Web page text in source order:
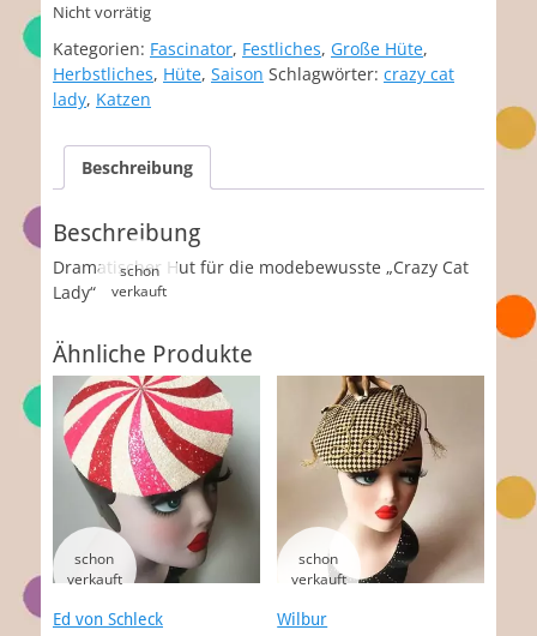
Nicht vorrätig
Kategorien: Fascinator, Festliches, Große Hüte,
Herbstliches, Hüte, Saison Schlagwörter: crazy cat
lady, Katzen
Beschreibung
Beschreibung
Dramatischer Hut für die modebewusste „Crazy Cat
Lady“
Ähnliche Produkte
Ed von Schleck Wilbur